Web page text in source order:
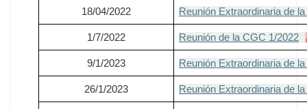
18/04/2022 Reunión Extraordinaria de
1/7/2022 Reunión de la CGC 1/2022
9/1/2023 Reunión Extraordinaria de
26/1/2023 Reunión Extraordinaria de